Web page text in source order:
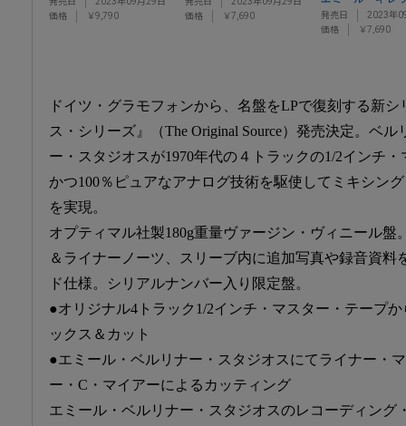
価格
￥9,790
価格
￥7,690 発売日
2023年
価格
￥7,690
ドイツ・グラモフォンから、名盤をLPで復刻する新
ス・シリーズ』（The Original Source）発売決定。ベ
ー・スタジオスが1970年代の４トラックの1/2インチ
かつ100％ピュアなアナログ技術を駆使してミキシン
を実現。
オプティマル社製180g重量ヴァージン・ヴィニール盤
＆ライナーノーツ、スリーブ内に追加写真や録音資料
ド仕様。シリアルナンバー入り限定盤。
●オリジナル4トラック1/2インチ・マスター・テープ
ックス＆カット
●エミール・ベルリナー・スタジオスにてライナー・
ー・C・マイアーによるカッティング
エミール・ベルリナー・スタジオスのレコーディング